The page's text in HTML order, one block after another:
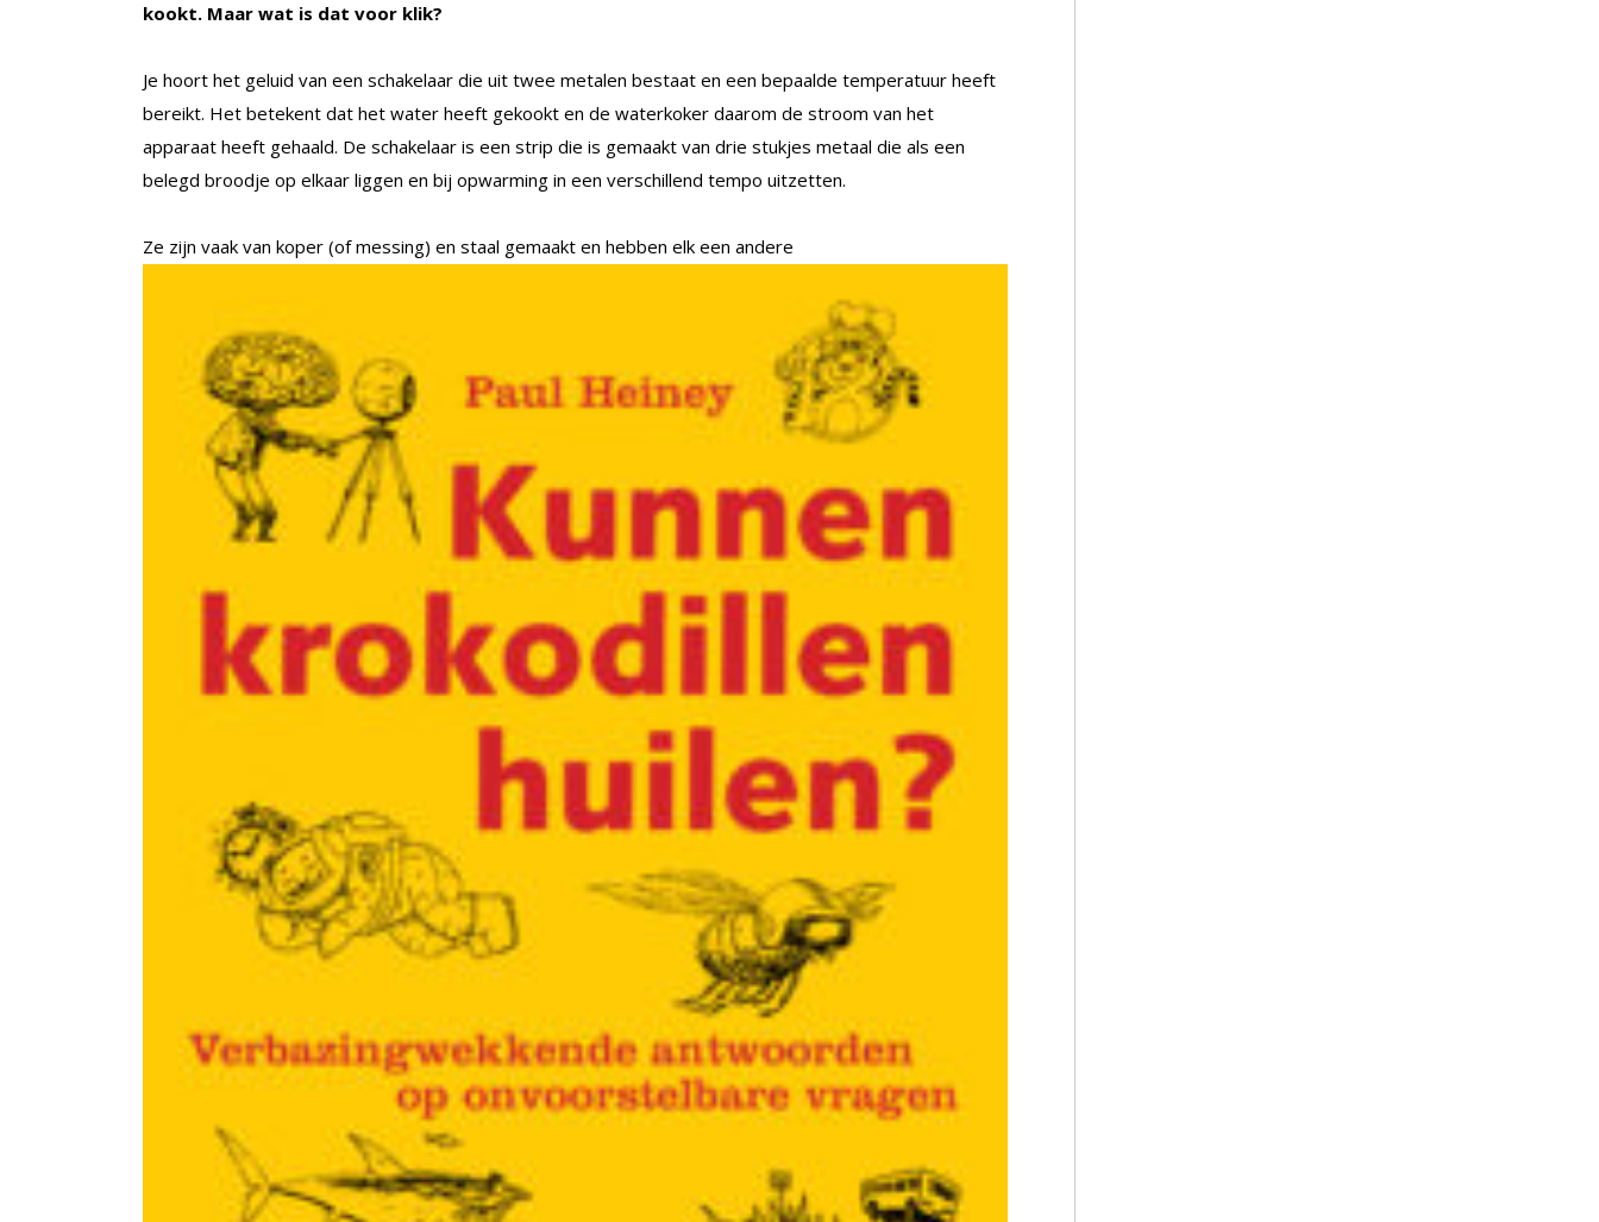
kookt. Maar wat is dat voor klik?
Je hoort het geluid van een schakelaar die uit twee metalen bestaat en een bepaalde temperatuur heeft
bereikt. Het betekent dat het water heeft gekookt en de waterkoker daarom de stroom van het
apparaat heeft gehaald. De schakelaar is een strip die is gemaakt van drie stukjes metaal die als een
belegd broodje op elkaar liggen en bij opwarming in een verschillend tempo uitzetten.
Ze zijn vaak van koper (of messing) en staal gemaakt en hebben elk een andere